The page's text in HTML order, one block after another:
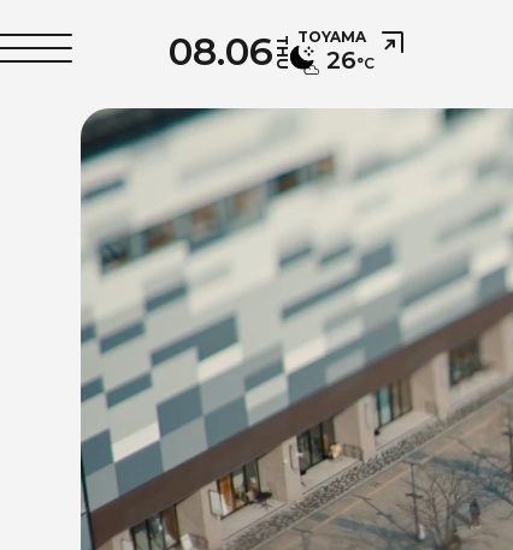
08.06THU TOYAMA
26°C